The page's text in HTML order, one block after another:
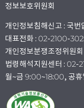
정보보호위원회
개인정보침해신고 : 국번
대표전화 : 02-2100-
개인정보분쟁조정위원
법령해석지원센터 :
월~금 9:00~18:00, 공휴